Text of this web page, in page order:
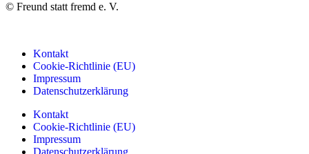
© Freund statt fremd e. V.
Kontakt
Cookie-Richtlinie (EU)
Impressum
Datenschutzerklärung
Kontakt
Cookie-Richtlinie (EU)
Impressum
Datenschutzerklärung